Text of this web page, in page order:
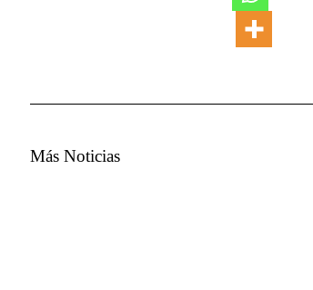
Más Noticias